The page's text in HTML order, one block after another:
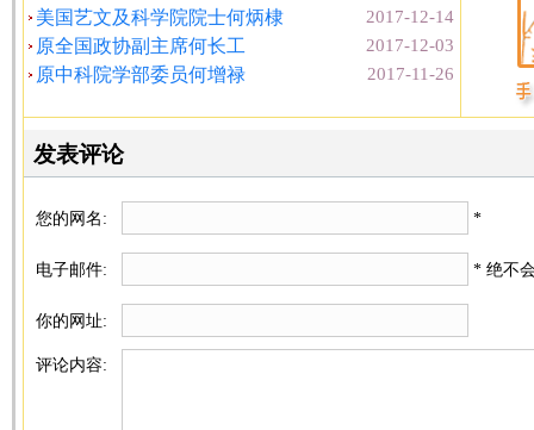
2017-12-14
美国艺文及科学院院士何炳棣
2017-12-03
原全国政协副主席何长工
2017-11-26
原中科院学部委员何增禄
发表评论
您的网名: *
电子邮件: * 绝不
你的网址:
评论内容: